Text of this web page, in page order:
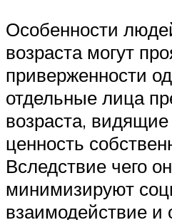
Особенности
возраста могут
приверженности
отдельные лица
возраста,
ценность
Вследствие чего
минимизируют
взаимодействие и